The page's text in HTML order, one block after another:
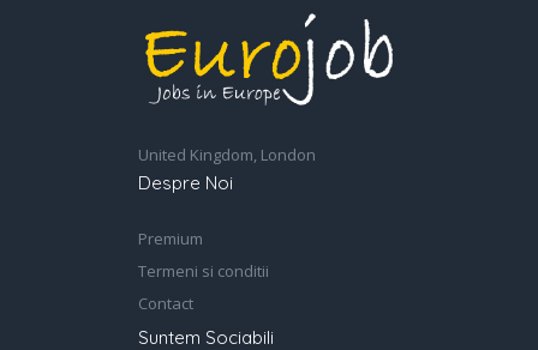
United Kingdom, London
Despre Noi
Premium
Termeni si conditii
Contact
Suntem Sociabili